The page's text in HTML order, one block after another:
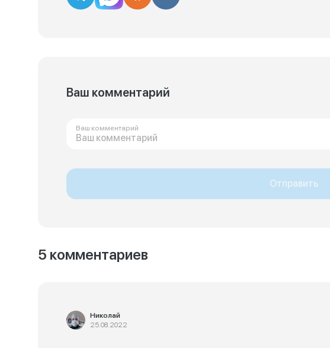
Ваш комментарий
Ваш комментарий
Отправить
5 комментариев
Николай
25.08.2022